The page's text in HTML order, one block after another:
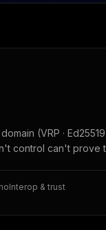
(VRP ·
control can't prove
Interop & trust